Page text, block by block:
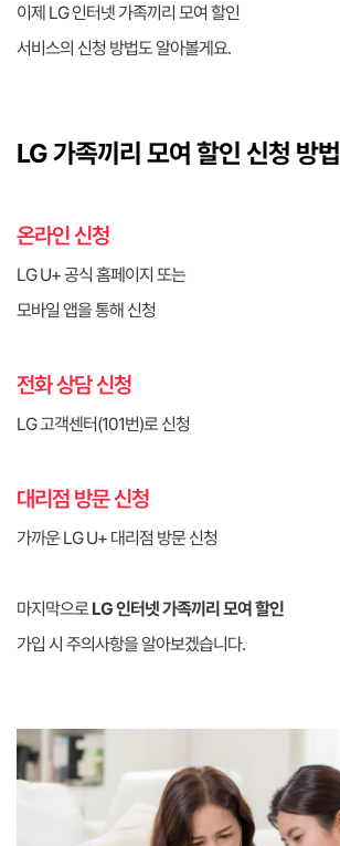
이제 LG 인터넷 가족끼리 모여 할인
서비스의 신청 방법도 알아볼게요.
LG 가족끼리 모여 할인 신청 방법
온라인 신청
LG U+ 공식 홈페이지 또는
모바일 앱을 통해 신청
전화 상담 신청
LG 고객센터(101번)로 신청
대리점 방문 신청
가까운 LG U+ 대리점 방문 신청
마지막으로LG 인터넷 가족끼리 모여 할인
가입 시 주의사항을 알아보겠습니다.